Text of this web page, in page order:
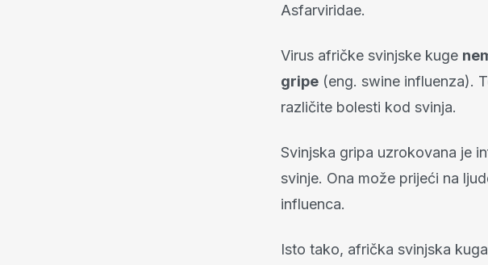
Asfarviridae.
Virus afričke svinjske kuge
gripe (eng. swine influenza).
različite bolesti kod svinja.
Svinjska gripa uzrokovana je
svinje. Ona može prijeći na
influenca.
Isto tako, afrička svinjska kuga